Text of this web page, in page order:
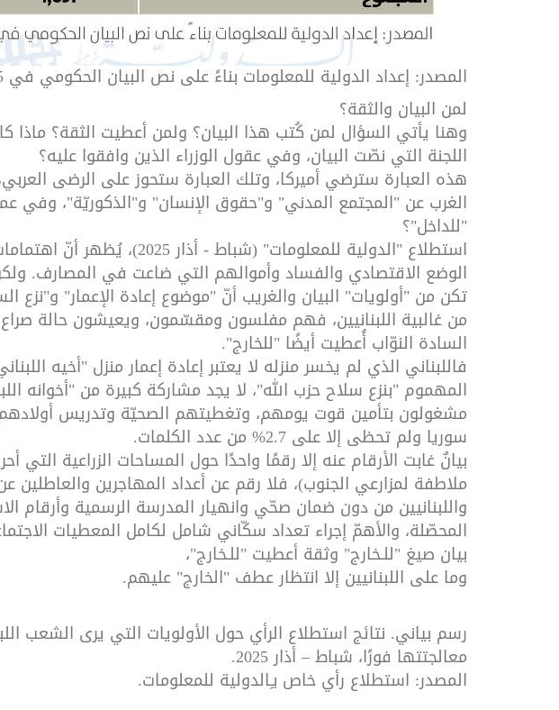
المصدر: إعداد الدولية للمعلومات بناءً على نص البيان الحكومي في 25 شباط 2025.
لمن البيان والثقة؟
وهنا يأتي السؤال لمن كُتب هذا البيان؟ ولمن أعطيت الثقة؟
اللجنة التي نصّت البيان، وفي عقول الوزراء الذين وافقوا عليه؟
هذه العبارة سترضي أميركا، وتلك العبارة ستحوز على الرضى العربي،
الغرب عن "المجتمع المدني" و"حقوق الإنسان" و"الذكوريّة"، وفي
"للداخل"؟
استطلاع "الدولية للمعلومات" (شباط
الوضع الاقتصادي والفساد وأموالهم التي ضاعت في المصارف.
تكن من "أولويات" البيان والغريب أنّ "موضوع إعادة الإعمار" و"نزع
من غالبية اللبنانيين، فهم مفلسون ومقسّمون، ويعيشون حالة صراع
السادة النوّاب أُعطيت أيضًا "للخارج".
فاللبناني الذي لم يخسر منزله لا يعتبر إعادة إعمار منزل "أخيه
المهموم "بنزع سلاح حزب الله"، لا يجد مشاركة كبيرة من "أخوانه
مشغولون بتأمين قوت يومهم، وتغطيتهم الصحيّة وتدريس
سوريا ولم تحظى إلا على 2.7% من عدد الكلمات.
بيانٌ غابت الأرقام عنه إلا رقمًا واحدًا حول المساحات الزراعية
ملاطفة لمزارعي الجنوب)، فلا رقم عن أعداد المهاجرين والعاطلين
واللبنانيين من دون ضمان صحّي وانهيار المدرسة الرسمية وأرقام
المحصّلة، والأهمّ إجراء تعداد سكّاني شامل لكامل المعطيات
بيان صيغ "للـخارج" وثقة أعطيت "للـخارج"،
وما على اللبنانيين إلا انتظار عطف "الخارج" عليهم.
رسم بياني. نتائج استطلاع الرأي حول الأولويات التي يرى الشعب
معالجتتها فورًا، شباط – أذار 2025.
المصدر: استطلاع رأي خاص بـِالدولية للمعلومات.